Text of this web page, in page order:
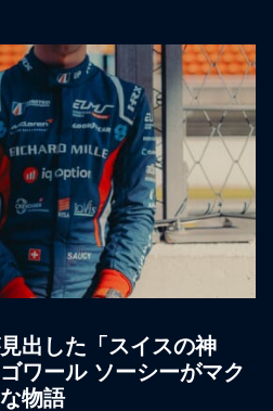
出した「スイスの神
ワール ソーシーがマク
物語